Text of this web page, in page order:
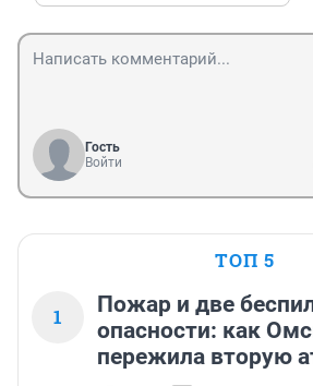
Гость
Войти
ТОП 5
1
Пожар и две
опасности: как
пережила вторую